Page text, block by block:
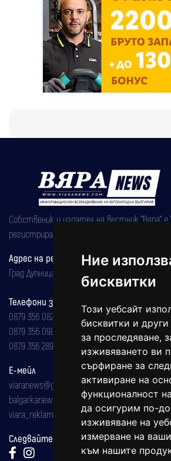
Ние
бисквитки
Този уебсайт
бисквитки и
за проследяване,
изживяването ви
сърфиране за
активиране на
функционалност
да осигурим по-
изживяване на
измерване на
към нашите
Собственик и издател на вестник "Вяра"
регистрирана на 08.05.2002 година.
Адрес на редакцията
Град Дупница, ул.''Христо Ботев" 43
Телефони за реклама и абонаменти
0879 356 082
0879 356 098
0879 356 289
Е-мейл
viaranews@gmail.com
balgarkanews@gmail.com
viara_reklama@mail.bg
Следвайте ни: